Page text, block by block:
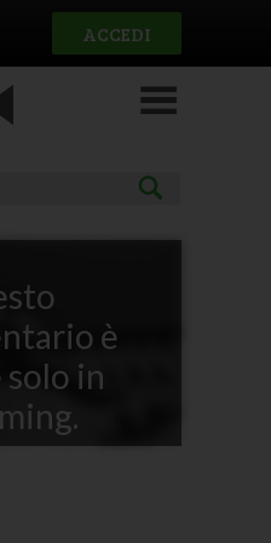
ACCEDI
è
in